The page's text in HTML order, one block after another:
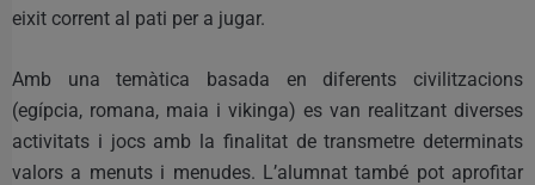
eixit corrent al pati per a jugar.
Amb una temàtica basada en diferents civilitzacions
(egípcia, romana, maia i vikinga) es van realitzant diverses
activitats i jocs amb la finalitat de transmetre determinats
valors a menuts i menudes. L’alumnat també pot aprofitar